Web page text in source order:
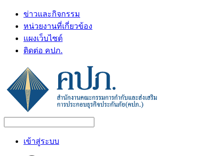
ข่าวและกิจกรรม
หน่วยงานที่เกี่ยวข้อง
แผงเว็บไซต์
ติดต่อ คปภ.
เข้าสู่ระบบ